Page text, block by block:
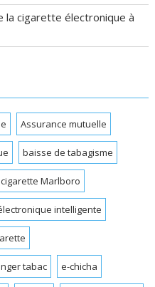
la cigarette électronique à
Assurance mutuelle
baisse de tabagisme
cigarette Marlboro
intelligente
tabac e-chicha